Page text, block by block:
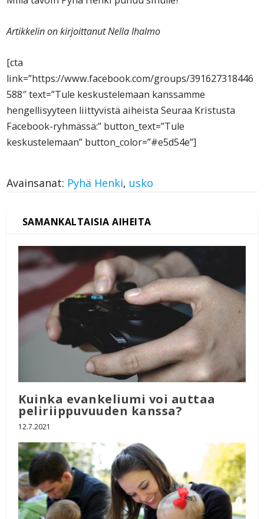
Artikkelin on kirjoittanut Nella Ihalmo
[cta
link=”https://www.facebook.com/groups/391627318446
588″ text=”Tule keskustelemaan kanssamme
hengellisyyteen liittyvistä aiheista Seuraa Kristusta
Facebook-ryhmässä:” button_text=”Tule
keskustelemaan” button_color=”#e5d54e”]
Avainsanat: Pyhä Henki, usko
Kuinka evankeliumi voi auttaa
peliriippuvuuden kanssa?
12.7.2021